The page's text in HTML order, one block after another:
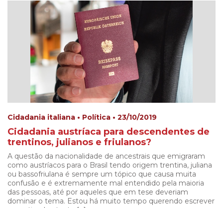
Cidadania italiana • Política • 23/10/2019
Cidadania austríaca para descendentes de
trentinos, julianos e friulanos?
A questão da nacionalidade de ancestrais que emigraram
como austríacos para o Brasil tendo origem trentina, juliana
ou bassofriulana é sempre um tópico que causa muita
confusão e é extremamente mal entendido pela maioria
das pessoas, até por aqueles que em tese deveriam
dominar o tema. Estou há muito tempo querendo escrever